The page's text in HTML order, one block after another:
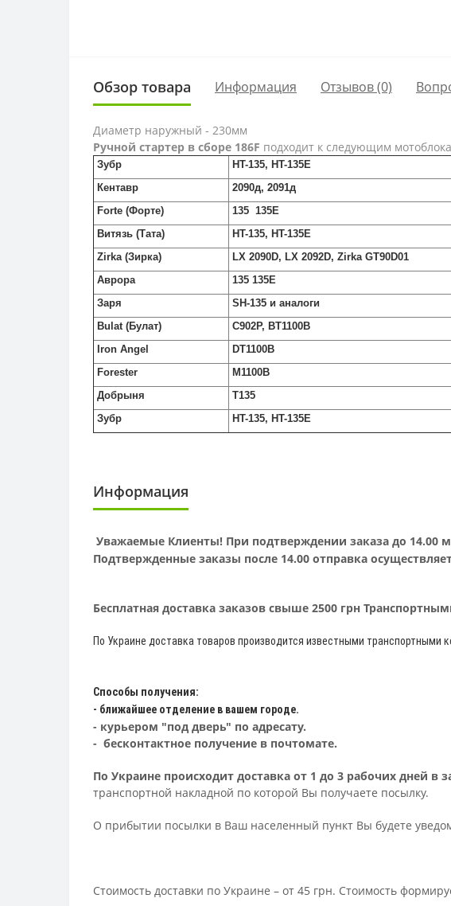
Обзор товара Информация Отзывов (0)
Диаметр наружный - 230мм
Ручной стартер в сборе 186F подходит к следующим
Зубр
HT-135, HT-135E
Кентавр
2090д, 2091д
Forte (Форте)
135 135E
Витязь (Тата)
HT-135, HT-135E
Zirka (Зирка)
LX 2090D, LX 2092D, Zirka GT90D01
Аврора
135 135E
Заря
SH-135 и аналоги
Bulat (Булат)
C902P, BT1100B
Iron Angel
DT1100B
Forester
M1100B
Добрыня
T135
Зубр
HT-135, HT-135E
Информация
Уважаемые Клиенты! При подтверждении заказа до 14.00
Подтвержденные заказы после 14.00 отправка
Бесплатная доставка заказов свыше 2500 грн
По Украине доставка товаров производится известными транспортными
Способы получения:
- ближайшее отделение в вашем городе.
- курьером "под дверь" по адресату.
- бесконтактное получение в почтомате.
По Украине происходит доставка от 1 до 3 рабочих дней в
транспортной накладной по которой Вы получаете посылку.
О прибытии посылки в Ваш населенный пункт Вы будете
Стоимость доставки по Украине – от 45 грн. Стоимость